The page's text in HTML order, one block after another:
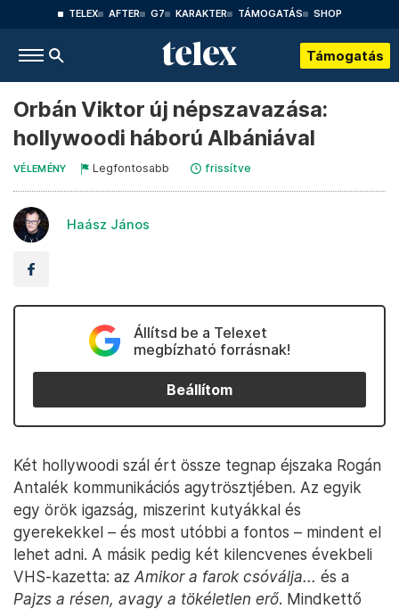
TELEX AFTER G7 KARAKTER TÁMOGATÁS SHOP
Támogatás
Orbán Viktor új népszavazása:
hollywoodi háború Albániával
VÉLEMÉNY Legfontosabb frissítve
Haász János
Állítsd be a Telexet
megbízható forrásnak!
Beállítom
Két hollywoodi szál ért össze tegnap éjszaka Rogán
Antalék kommunikációs agytrösztjében. Az egyik
egy örök igazság, miszerint kutyákkal és
gyerekekkel – és most utóbbi a fontos – mindent el
lehet adni. A másik pedig két kilencvenes évekbeli
VHS-kazetta: az Amikor a farok csóválja... és a
Pajzs a résen, avagy a tökéletlen erő. Mindkettő